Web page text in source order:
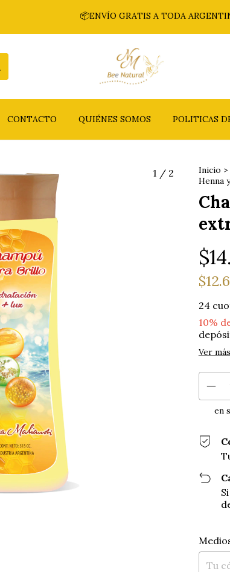
📦ENVÍO GRATIS A TODA ARGENTINA A
CONTACTO QUIÉNES SOMOS POLITICAS
1 / 2 Inicio >
Henna
24
10%
Ver
en